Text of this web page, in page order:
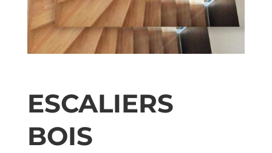
ESCALIERS
BOIS